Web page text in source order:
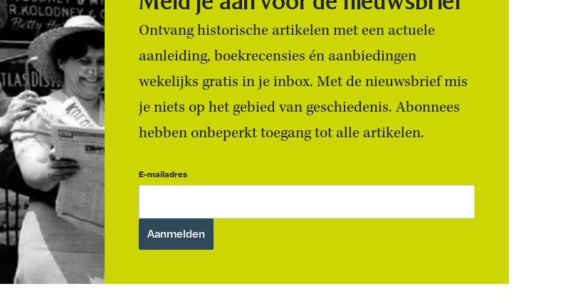
Ontvang historische artikelen met een actuele
aanleiding, boekrecensies én aanbiedingen
wekelijks gratis in je inbox. Met de nieuwsbrief mis
je niets op het gebied van geschiedenis. Abonnees
hebben onbeperkt toegang tot alle artikelen.
E-mailadres